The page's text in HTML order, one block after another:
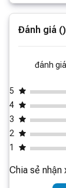
Đánh giá ()
đánh giá
5
4
3
2
1
Chia sẻ nhận